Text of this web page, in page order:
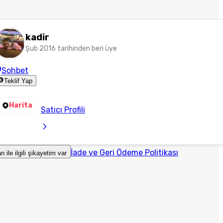
kadir
Şub 2016 tarihinden beri üye
Sohbet
Teklif Yap
Harita Satıcı Profili
ile ilgili şikayetim var İade ve Geri Ödeme Politikası